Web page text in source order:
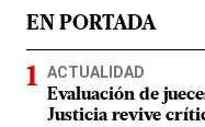
EN PORTADA
ACTUALIDAD
Evaluación de
Justicia revive